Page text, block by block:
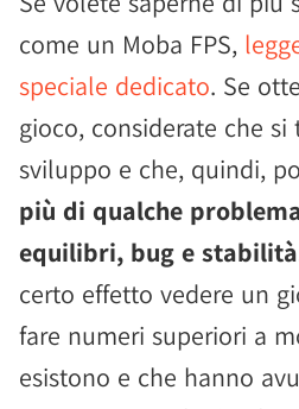
come un Moba FPS,
speciale dedicato. Se
gioco, considerate che si
sviluppo e che, quindi,
più di qualche
equilibri, bug e stabilità
certo effetto vedere un
fare numeri superiori a
esistono e che hanno